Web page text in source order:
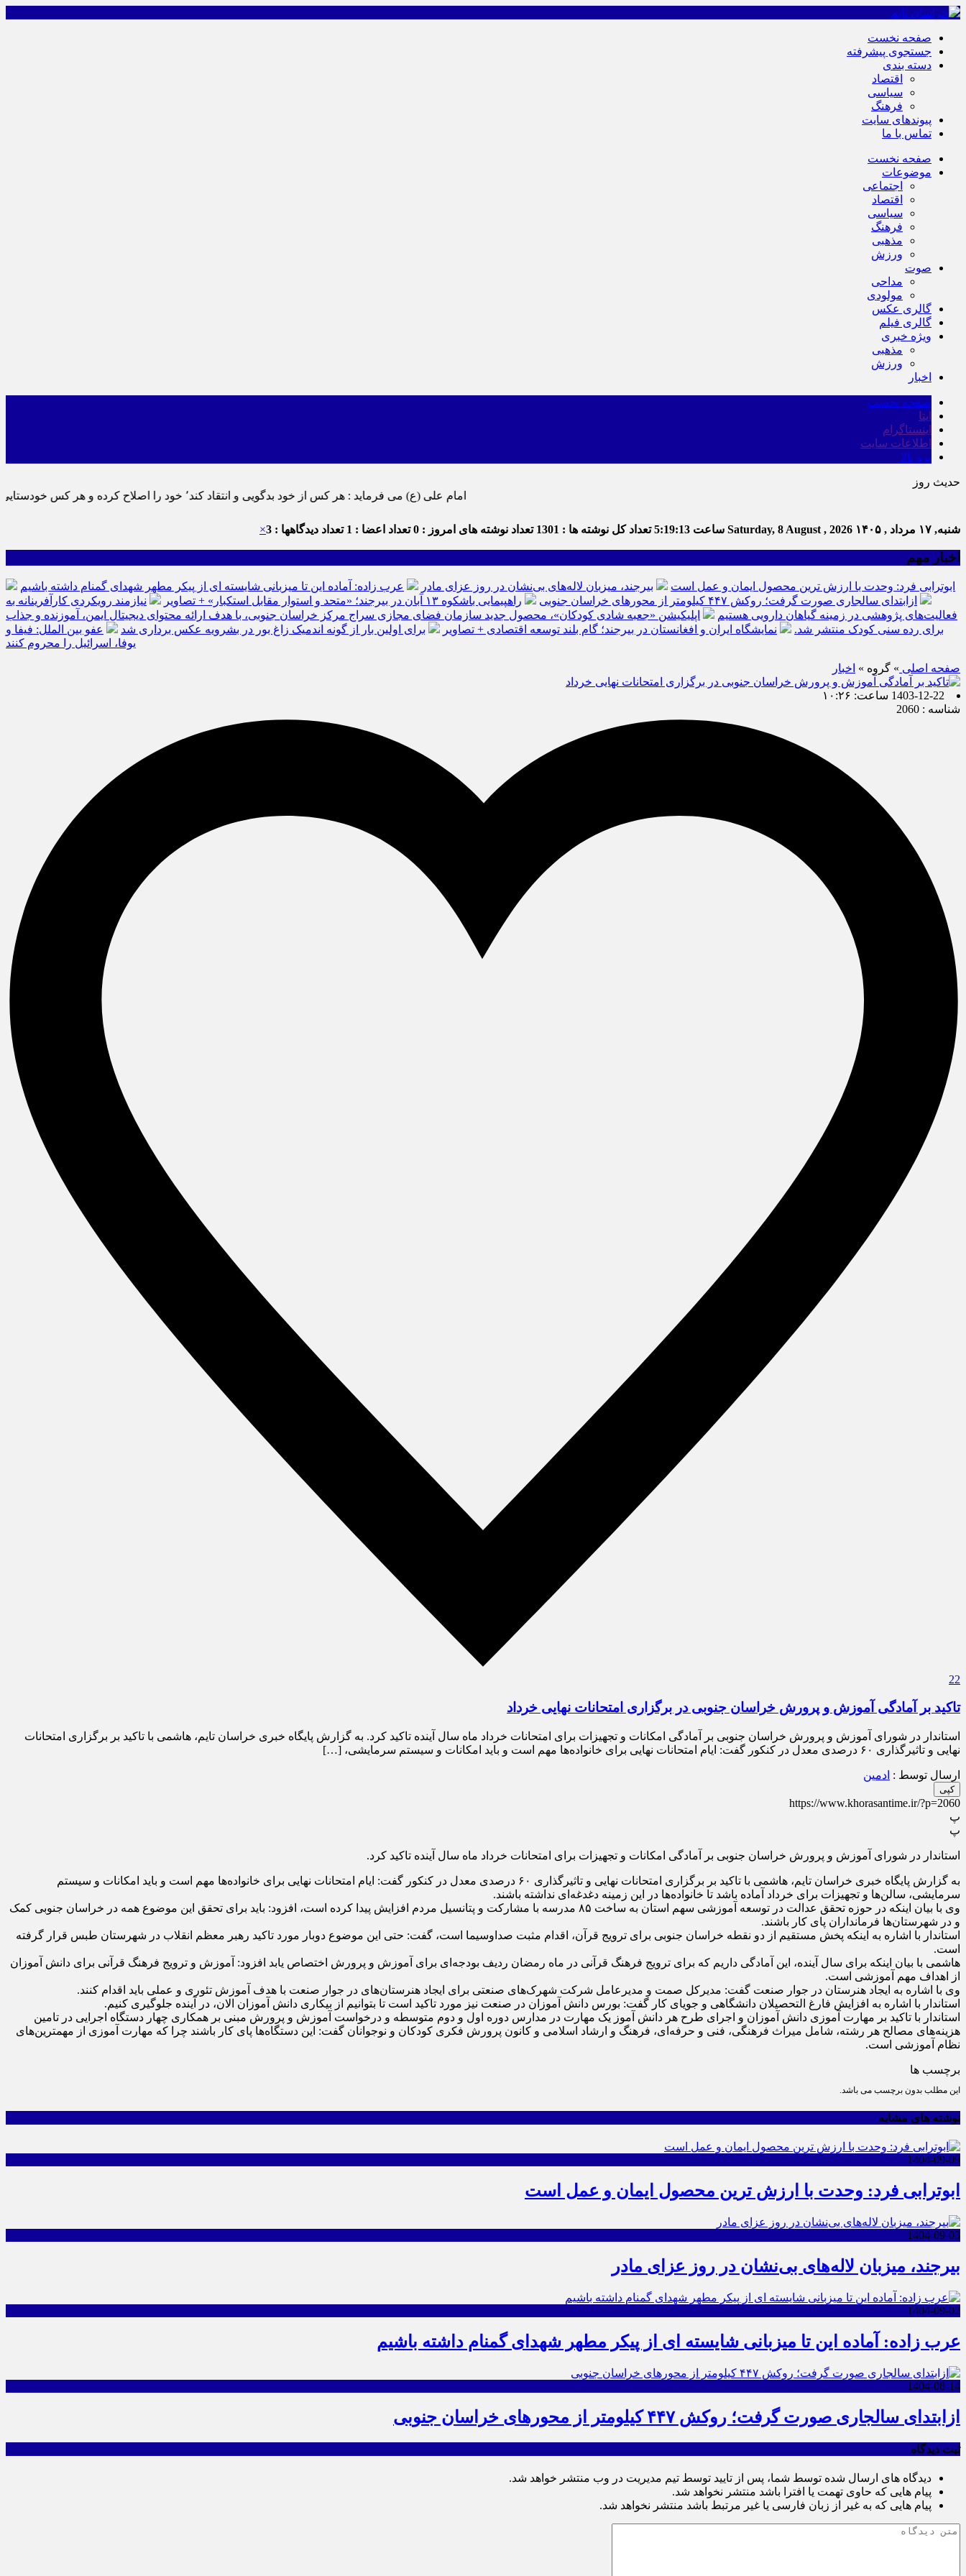
صفحه نخست
جستجوی پیشرفته
دسته بندی
اقتصاد
سیاسی
فرهنگ
پیوندهای سایت
تماس با ما
صفحه نخست
موضوعات
اجتماعی
اقتصاد
سیاسی
فرهنگ
مذهبی
ورزش
صوت
مداحی
مولودی
گالری عکس
گالری فیلم
ویژه خبری
مذهبی
ورزش
اخبار
صفحه نخست
ایتا
اینستاگرام
اطلاعات سایت
برو بالا
حدیث روز
امام علی (ع) می فرماید : هر کس از خود بدگویی و انتقاد کند٬ خود را اصلاح کرده و هر کس خودستایی نماید٬ پس به تحقیق خویش را تباه نموده است.
شنبه, ۱۷ مرداد , ۱۴۰۵ Saturday, 8 August , 2026 ساعت 5:19:14تعداد کل نوشته ها : 1301 تعداد نوشته های امروز : 0 تعداد اعضا : 1 تعداد دیدگاهها : 3 ×
اخبار مهم
ابوترابی فرد: وحدت با ارزش ترین محصول ایمان و عمل است بیرجند، میزبان لاله‌های بی‌نشان در روز عزای مادر
عرب زاده: آماده این تا میزبانی شایسته ای از پیکر مطهر شهدای گمنام داشته باشیم
ازابتدای سالجاری صورت گرفت؛ روکش ۴۴۷ کیلومتر از محورهای خراسان جنوبی
راهپیمایی باشکوه ۱۳ آبان در بیرجند؛ «متحد و استوار مقابل استکبار» + تصاویر
نیازمند رویکردی کارآفرینانه به
فعالیت‌های پژوهشی در زمینه گیاهان دارویی هستیم
اپلیکیشن «جعبه شادی کودکان»، محصول جدید سازمان فضای مجازی سراج مرکز خراسان جنوبی، با هدف ارائه محتوای دیجیتال ایمن، آموزنده و جذاب
برای رده سنی کودک منتشر شد.
نمایشگاه ایران و افغانستان در بیرجند؛ گام بلند توسعه اقتصادی + تصاویر برای اولین بار از گونه اندمیک زاغ بور در بشرویه عکس برداری شد
عفو بین الملل: فیفا و
یوفا، اسرائیل را محروم کنند
صفحه اصلی » گروه » اخبار
1403-12-22 ساعت: ۱۰:۲۶
شناسه : 2060
22
تاکید بر آمادگی آموزش و پرورش خراسان جنوبی در برگزاری امتحانات نهایی خرداد
استاندار در شورای آموزش و پرورش خراسان جنوبی بر آمادگی امکانات و تجهیزات برای امتحانات خرداد ماه سال آینده تاکید کرد. به گزارش پایگاه خبری خراسان تایم، هاشمی با تاکید بر برگزاری امتحانات
نهایی و تاثیرگذاری ۶۰ درصدی معدل در کنکور گفت: ایام امتحانات نهایی برای خانواده‌ها مهم است و باید امکانات و سیستم سرمایشی، […]
ارسال توسط : ادمین
کپی
https://www.khorasantime.ir/?p=2060
پ
پ
استاندار در شورای آموزش و پرورش خراسان جنوبی بر آمادگی امکانات و تجهیزات برای امتحانات خرداد ماه سال آینده تاکید کرد.
به گزارش پایگاه خبری خراسان تایم، هاشمی با تاکید بر برگزاری امتحانات نهایی و تاثیرگذاری ۶۰ درصدی معدل در کنکور گفت: ایام امتحانات نهایی برای خانواده‌ها مهم است و باید امکانات و سیستم
سرمایشی، سالن‌ها و تجهیزات برای خرداد آماده باشد تا خانواده‌ها در این زمینه دغدغه‌ای نداشته باشند.
وی با بیان اینکه در حوزه تحقق عدالت در توسعه آموزشی سهم استان به ساخت ۸۵ مدرسه با مشارکت و پتانسیل مردم افزایش پیدا کرده است، افزود: باید برای تحقق این موضوع همه در خراسان جنوبی کمک
و در شهرستان‌ها فرمانداران پای کار باشند.
استاندار با اشاره به اینکه پخش مستقیم از دو نقطه خراسان جنوبی برای ترویج قرآن، اقدام مثبت صداوسیما است، گفت: حتی این موضوع دوبار مورد تاکید رهبر معظم انقلاب در شهرستان طبس قرار گرفته
است.
هاشمی با بیان اینکه برای سال آینده، این آمادگی داریم که برای ترویج فرهنگ قرآنی در ماه رمضان ردیف بودجه‌ای برای آموزش و پرورش اختصاص یابد افزود: آموزش و ترویج فرهنگ قرآنی برای دانش آموزان
از اهداف مهم آموزشی است.
وی با اشاره به ایجاد هنرستان در جوار صنعت گفت: مدیرکل صمت و مدیرعامل شرکت شهرک‌های صنعتی برای ایجاد هنرستان‌های در جوار صنعت با هدف آموزش تئوری و عملی باید اقدام کنند.
استاندار با اشاره به افزایش فارغ التحصیلان دانشگاهی و جویای کار گفت: بورس دانش آموزان در صنعت نیز مورد تاکید است تا بتوانیم از بیکاری دانش آموزان الان، در آینده جلوگیری کنیم.
استاندار با تاکید بر مهارت آموزی دانش آموزان و اجرای طرح هر دانش آموز یک مهارت در مدارس دوره اول و دوم متوسطه و درخواست آموزش و پرورش مبنی بر همکاری چهار دستگاه اجرایی در تامین
هزینه‌های مصالح هر رشته، شامل میراث فرهنگی، فنی و حرفه‌ای، فرهنگ و ارشاد اسلامی و کانون پرورش فکری کودکان و نوجوانان گفت: این دستگاه‌ها پای کار باشند چرا که مهارت آموزی از مهمترین‌های
نظام آموزشی است.
برچسب ها
این مطلب بدون برچسب می باشد.
نوشته های مشابه
1404-09-09
ابوترابی فرد: وحدت با ارزش ترین محصول ایمان و عمل است
1404-09-03
بیرجند، میزبان لاله‌های بی‌نشان در روز عزای مادر
1404-09-02
عرب زاده: آماده این تا میزبانی شایسته ای از پیکر مطهر شهدای گمنام داشته باشیم
1404-08-14
ازابتدای سالجاری صورت گرفت؛ روکش ۴۴۷ کیلومتر از محورهای خراسان جنوبی
ثبت دیدگاه
دیدگاه های ارسال شده توسط شما، پس از تایید توسط تیم مدیریت در وب منتشر خواهد شد.
پیام هایی که حاوی تهمت یا افترا باشد منتشر نخواهد شد.
پیام هایی که به غیر از زبان فارسی یا غیر مرتبط باشد منتشر نخواهد شد.